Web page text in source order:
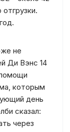
не
Ди Вэнс 14
которым
день
сказал:
через